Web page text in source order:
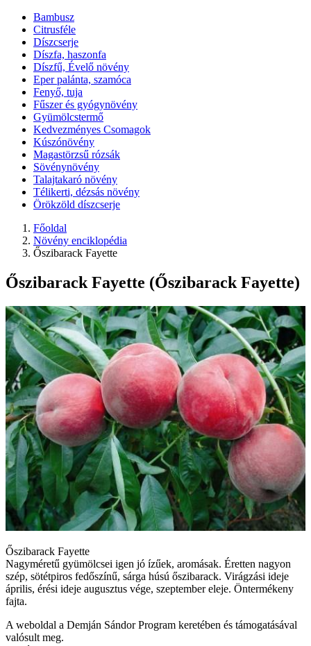
Bambusz
Citrusféle
Díszcserje
Díszfa, haszonfa
Díszfű, Évelő növény
Eper palánta, szamóca
Fenyő, tuja
Fűszer és gyógynövény
Gyümölcstermő
Kedvezményes Csomagok
Kúszónövény
Magastörzsű rózsák
Sövénynövény
Talajtakaró növény
Télikerti, dézsás növény
Örökzöld díszcserje
Főoldal
Növény enciklopédia
Őszibarack Fayette
Őszibarack Fayette (Őszibarack Fayette)
Őszibarack Fayette
Nagyméretű gyümölcsei igen jó ízűek, aromásak. Éretten nagyon
szép, sötétpiros fedőszínű, sárga húsú őszibarack. Virágzási ideje
április, érési ideje augusztus vége, szeptember eleje. Öntermékeny
fajta.
A weboldal a Demján Sándor Program keretében és támogatásával
valósult meg.